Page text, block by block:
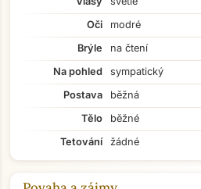
Oči
modré
Brýle
na čtení
Na pohled
sympatický
Postava
běžná
Tělo
běžné
Tetování
žádné